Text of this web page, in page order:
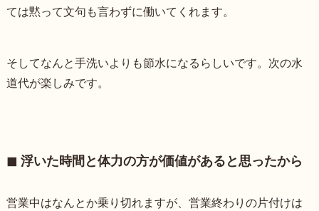
ては黙って文句も言わずに働いてくれます。
そしてなんと手洗いよりも節水になるらしいです。次の水
道代が楽しみです。
◼︎ 浮いた時間と体力の方が価値があると思ったから
営業中はなんとか乗り切れますが、営業終わりの片付けは